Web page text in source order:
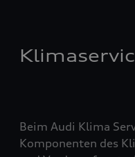
Beim Audi Klima
Komponenten des